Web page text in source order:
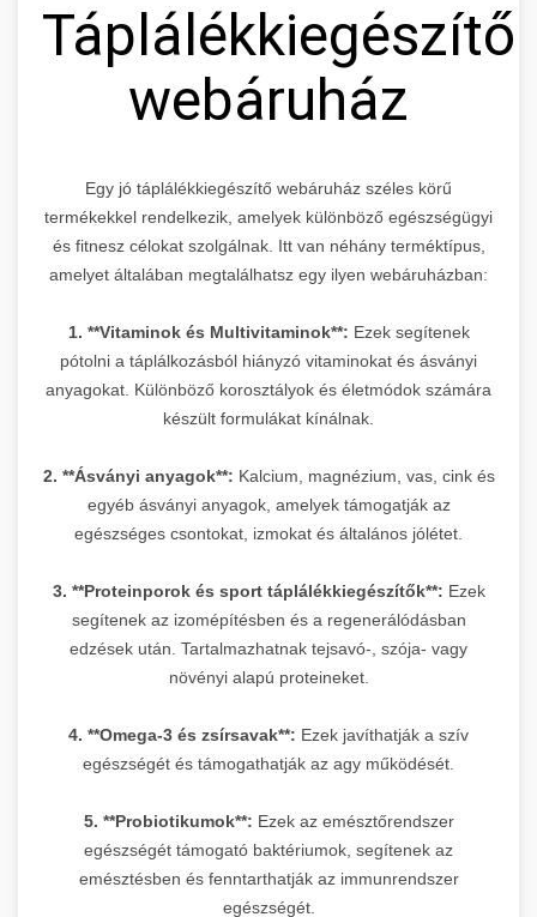
Táplálékkiegészítő
webáruház
Egy jó táplálékkiegészítő webáruház széles körű
termékekkel rendelkezik, amelyek különböző egészségügyi
és fitnesz célokat szolgálnak. Itt van néhány terméktípus,
amelyet általában megtalálhatsz egy ilyen webáruházban:
1. **Vitaminok és Multivitaminok**: Ezek segítenek
pótolni a táplálkozásból hiányzó vitaminokat és ásványi
anyagokat. Különböző korosztályok és életmódok számára
készült formulákat kínálnak.
2. **Ásványi anyagok**: Kalcium, magnézium, vas, cink és
egyéb ásványi anyagok, amelyek támogatják az
egészséges csontokat, izmokat és általános jólétet.
3. **Proteinporok és sport táplálékkiegészítők**: Ezek
segítenek az izomépítésben és a regenerálódásban
edzések után. Tartalmazhatnak tejsavó-, szója- vagy
növényi alapú proteineket.
4. **Omega-3 és zsírsavak**: Ezek javíthatják a szív
egészségét és támogathatják az agy működését.
5. **Probiotikumok**: Ezek az emésztőrendszer
egészségét támogató baktériumok, segítenek az
emésztésben és fenntarthatják az immunrendszer
egészségét.